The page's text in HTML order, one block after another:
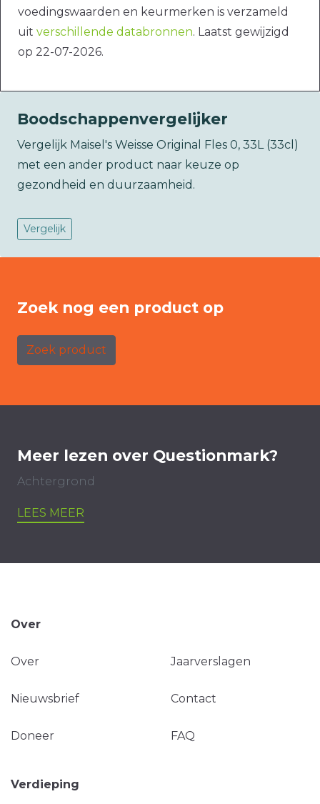
voedingswaarden en keurmerken is verzameld
uit verschillende databronnen. Laatst gewijzigd
op 22-07-2026.
Boodschappenvergelijker
Vergelijk Maisel's Weisse Original Fles 0, 33L (33cl)
met een ander product naar keuze op
gezondheid en duurzaamheid.
Vergelijk
Zoek nog een product op
Zoek product
Meer lezen over Questionmark?
Achtergrond
LEES MEER
Over
Over Jaarverslagen
Nieuwsbrief Contact
Doneer FAQ
Verdieping